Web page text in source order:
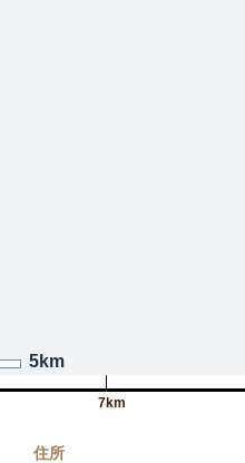
5km
7km
住所